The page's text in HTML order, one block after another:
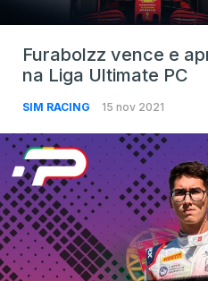
Furabolzz vence e
na Liga Ultimate PC
SIM RACING 15 nov 2021